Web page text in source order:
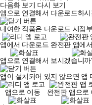
다음화 보기 다시 보기
앱으로 연결해서 다운로드하
대여한 작품은 다운로드 시점
앱에서 다운로드 완전판 앱에
앱으로 연결해서 보시겠습니까
앱이 설치되어 있지 않으면 앱
앱으로 이동
완전판 앱으로